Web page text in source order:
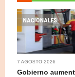
NACIONALES
7 AGOSTO 2026
Gobierno